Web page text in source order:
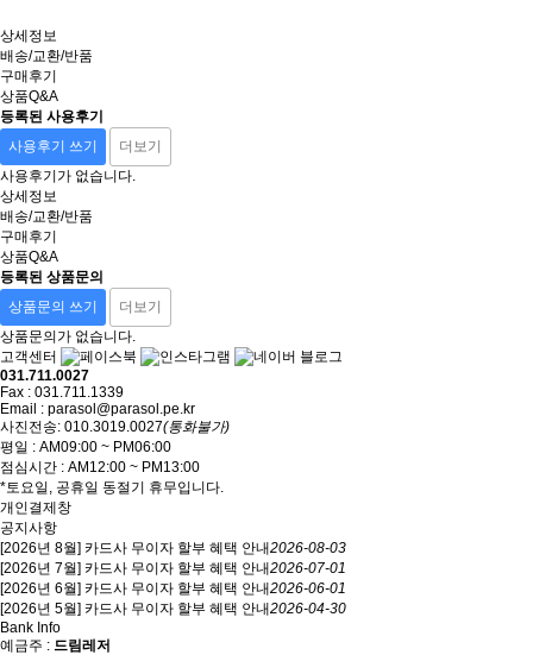
상세정보
배송/교환/반품
구매후기
상품Q&A
등록된 사용후기
사용후기 쓰기
더보기
사용후기가 없습니다.
상세정보
배송/교환/반품
구매후기
상품Q&A
등록된 상품문의
상품문의 쓰기
더보기
상품문의가 없습니다.
고객센터
031.711.0027
Fax : 031.711.1339
Email : parasol@parasol.pe.kr
사진전송: 010.3019.0027(통화불가)
평일 : AM09:00 ~ PM06:00
점심시간 : AM12:00 ~ PM13:00
*토요일, 공휴일 동절기 휴무입니다.
개인결제창
공지사항
[2026년 8월] 카드사 무이자 할부 혜택 안내2026-08-03
[2026년 7월] 카드사 무이자 할부 혜택 안내2026-07-01
[2026년 6월] 카드사 무이자 할부 혜택 안내2026-06-01
[2026년 5월] 카드사 무이자 할부 혜택 안내2026-04-30
Bank Info
예금주 : 드림레저